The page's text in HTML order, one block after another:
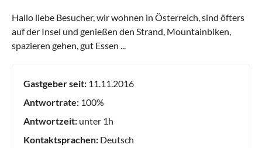
Hallo liebe Besucher, wir wohnen in Österreich, sind öfters
auf der Insel und genießen den Strand, Mountainbiken,
spazieren gehen, gut Essen ...
Gastgeber seit: 11.11.2016
Antwortrate: 100%
Antwortzeit: unter 1h
Kontaktsprachen: Deutsch